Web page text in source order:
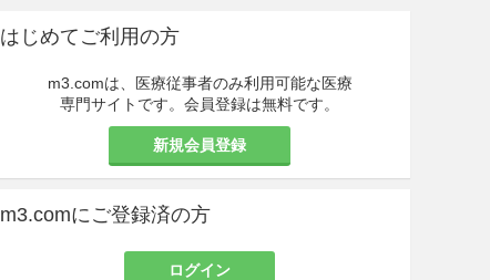
はじめてご利用の方
m3.comは、医療従事者のみ利用可能な医療
専門サイトです。会員登録は無料です。
新規会員登録
m3.comにご登録済の方
ログイン